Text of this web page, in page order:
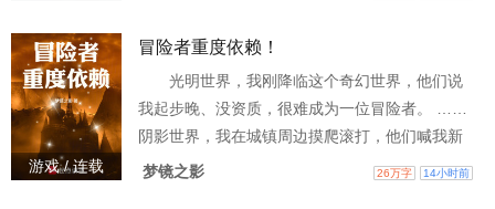
底。\n\n直到他看见一棵血肉巨树破土而出，树冠
他看见那座高塔塔尖那团永不消散的黑暗。\n\n所
有人都只敢走一
游戏 / 连载
冒险者重度依赖！
光明世界，我刚降临这个奇幻世界，他们说
我起步晚、没资质，很难成为一位冒险者。 ……
阴影世界，我在城镇周边摸爬滚打，他们喊我新
人冒险者，只接低级委托，不敢挑战高级怪物。
梦镜之影 26万字 14小时前